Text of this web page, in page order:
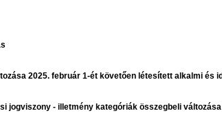
2025. február 1-ét követően létesített alkalmi és
jogviszony - illetmény kategóriák összegbeli változása